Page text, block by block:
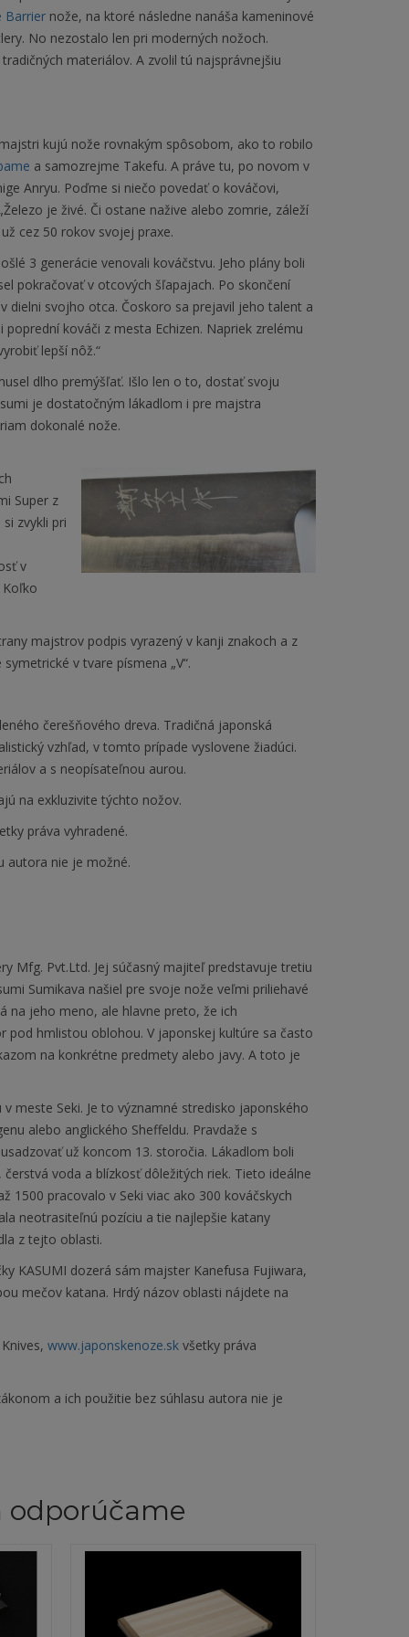
Barriernože, na ktoré následne nanáša kameninové
No nezostalo len pri moderných nožoch.
materiálov. A zvolil tú najsprávnejšiu
kujú nože rovnakým spôsobom, ako to robilo
a samozrejme Takefu. A práve tu, po novom v
Anryu. Poďme si niečo povedať o kováčovi,
je živé. Či ostane nažive alebo zomrie, záleží
cez 50 rokov svojej praxe.
3 generácie venovali kováčstvu. Jeho plány boli
pokračovať v otcových šľapajach. Po skončení
dielni svojho otca. Čoskoro sa prejavil jeho talent a
kováči z mesta Echizen. Napriek zrelému
lepší nôž.“
dlho premýšľať. Išlo len o to, dostať svoju
je dostatočným lákadlom i pre majstra
dokonalé nože.
Super z
zvykli pri
v
Koľko
majstrov podpis vyrazený v kanji znakoch a z
v tvare písmena „V“.
čerešňového dreva. Tradičná japonská
vzhľad, v tomto prípade vyslovene žiadúci.
a s neopísateľnou aurou.
na exkluzivite týchto nožov.
práva vyhradené.
autora nie je možné.
Mfg. Pvt.Ltd. Jej súčasný majiteľ predstavuje tretiu
Sumikava našiel pre svoje nože veľmi priliehavé
na jeho meno, ale hlavne preto, že ich
pod hmlistou oblohou. V japonskej kultúre sa často
na konkrétne predmety alebo javy. A toto je
meste Seki. Je to významné stredisko japonského
alebo anglického Sheffeldu. Pravdaže s
už koncom 13. storočia. Lákadlom boli
voda a blízkosť dôležitých riek. Tieto ideálne
1500 pracovalo v Seki viac ako 300 kováčskych
neotrasiteľnú pozíciu a tie najlepšie katany
z tejto oblasti.
KASUMI dozerá sám majster Kanefusa Fujiwara,
mečov katana. Hrdý názov oblasti nájdete na
www.japonskenoze.skvšetky práva
a ich použitie bez súhlasu autora nie je